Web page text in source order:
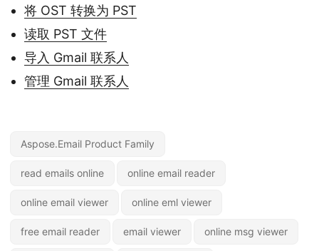
将 OST 转换为 PST
读取 PST 文件
导入 Gmail 联系人
管理 Gmail 联系人
Aspose.Email Product Family
read emails online online email reader
online email viewer online eml viewer
free email reader email viewer online msg viewer